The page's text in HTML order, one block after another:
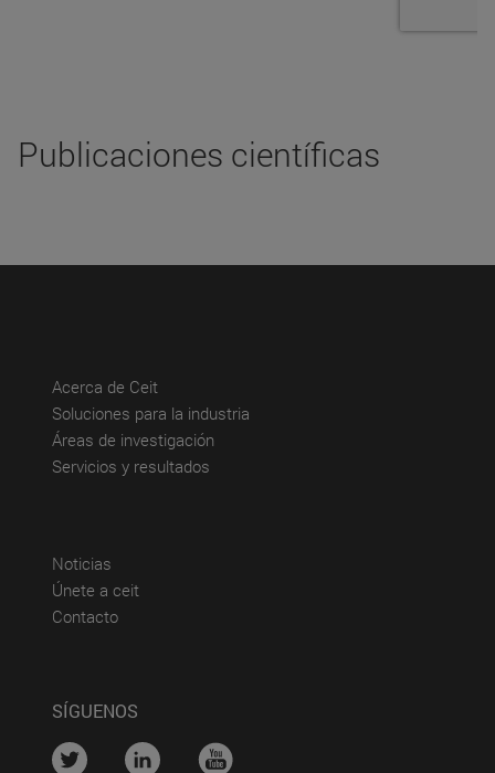
Publicaciones científicas
Acerca de Ceit(abre en nueva ventana)
Soluciones para la industria
Áreas de investigación
Servicios y resultados
Noticias
Únete a ceit(abre en nueva ventana)
Contacto(abre en nueva ventana)
SÍGUENOS
.... .... ....